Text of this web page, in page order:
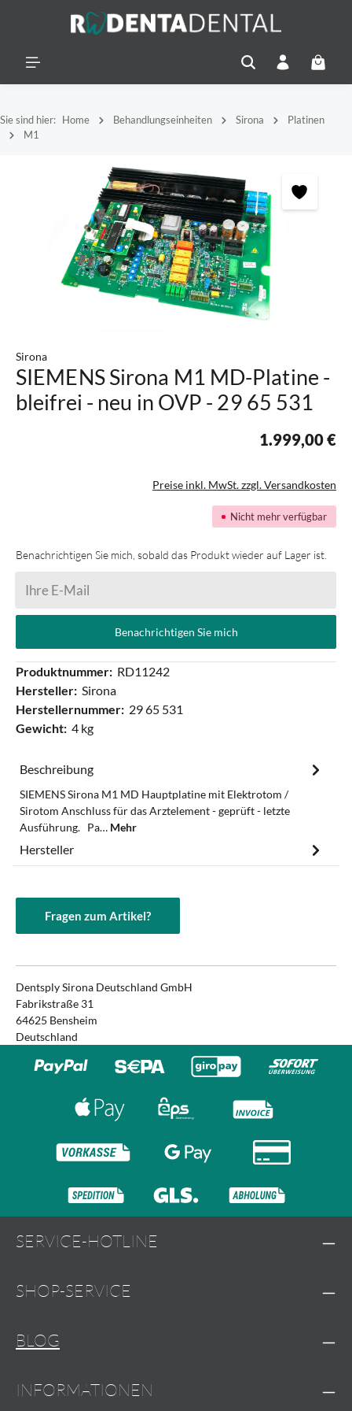
Sie sind hier: Home Behandlungseinheiten Sirona
Platinen
M1
Sirona
SIEMENS Sirona M1 MD-Platine -
bleifrei - neu in OVP - 29 65 531
1.999,00 €
Preise inkl. MwSt. zzgl. Versandkosten
Nicht mehr verfügbar
Benachrichtigen Sie mich, sobald das Produkt wieder auf Lager ist.
Benachrichtigen Sie mich
Produktnummer: RD11242
Hersteller: Sirona
Herstellernummer: 29 65 531
Gewicht: 4 kg
Beschreibung
SIEMENS Sirona M1 MD Hauptplatine mit Elektrotom /
Sirotom Anschluss für das Arztelement - geprüft - letzte
Ausführung. Pa… Mehr
Hersteller
Fragen zum Artikel?
Dentsply Sirona Deutschland GmbH
Fabrikstraße 31
64625 Bensheim
Deutschland
SERVICE-HOTLINE
SHOP-SERVICE
BLOG
INFORMATIONEN